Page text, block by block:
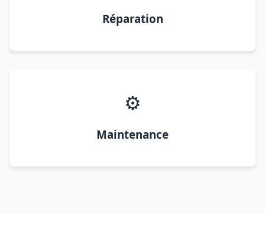
Réparation
⚙️
Maintenance